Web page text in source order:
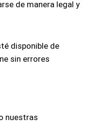
de manera legal y
disponible de
sin errores
nuestras